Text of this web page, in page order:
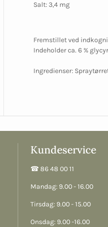
Salt: 3,4 mg
Fremstillet ved
Indeholder ca. 6 %
Ingredienser:
Kundeservice
☎︎ 86 48 00 11
Mandag: 9.00 - 16.00
Tirsdag: 9.00 - 15.00
Onsdag: 9.00 -16.00